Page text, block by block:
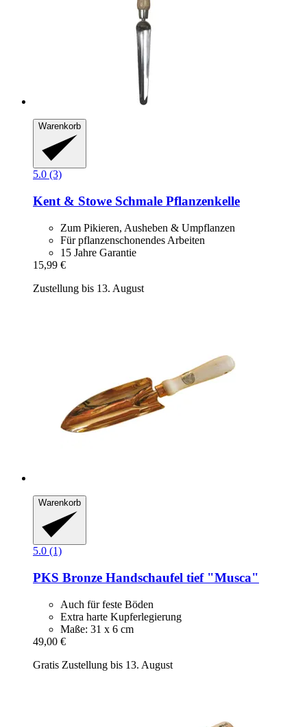
Warenkorb
5.0 (3)
Kent & Stowe Schmale Pflanzenkelle
Zum Pikieren, Ausheben & Umpflanzen
Für pflanzenschonendes Arbeiten
15 Jahre Garantie
15,99 €
Zustellung bis 13. August
Warenkorb
5.0 (1)
PKS Bronze Handschaufel tief "Musca"
Auch für feste Böden
Extra harte Kupferlegierung
Maße: 31 x 6 cm
49,00 €
Gratis Zustellung bis 13. August